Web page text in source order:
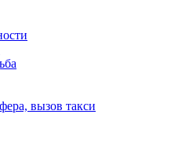
вызов такси